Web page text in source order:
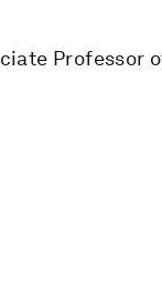
Professor